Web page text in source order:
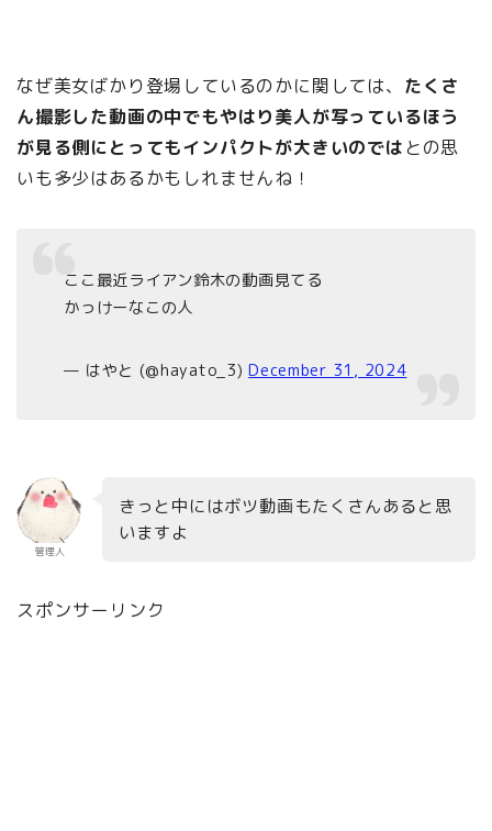
なぜ美女ばかり登場しているのかに関しては、 たくさ
ん撮影した動画の中でもやはり美人が写っているほう
が見る側にとってもインパクトが大きいのではとの思
いも多少はあるかもしれませんね！
ここ最近ライアン鈴木の動画見てる
かっけーなこの人
— はやと (@hayato_3)December 31, 2024
管理人
きっと中にはボツ動画もたくさんあると思
いますよ
スポンサーリンク